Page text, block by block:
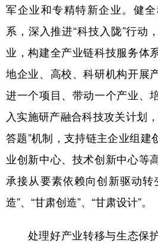
军企业和专精特新企业。健
系，深入推进“科技入陇”行动
业，构建全产业链科技服务体
地企业、高校、科研机构开展
进一个项目、带动一个产业、
入实施研产融合科技攻关计划
答题”机制，支持链主企业组建
业创新中心、技术创新中心等
承接从要素依赖向创新驱动转
造”、“甘肃创造”、“甘肃设计”。
处理好产业转移与生态保